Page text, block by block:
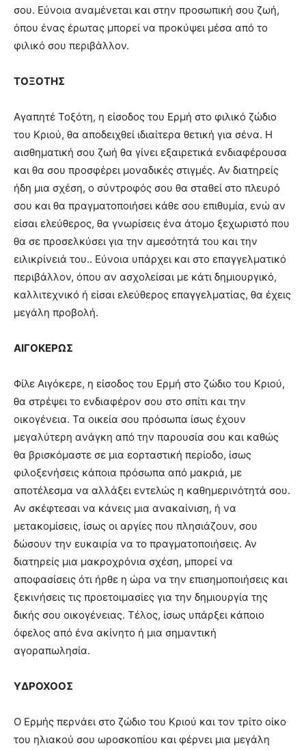
σου. Εύνοια αναμένεται και στην προσωπική σου ζωή,
όπου ένας έρωτας μπορεί να προκύψει μέσα από το
φιλικό σου περιβάλλον.
ΤΟΞΟΤΗΣ
Αγαπητέ Τοξότη, η είσοδος του Ερμή στο φιλικό ζώδιο
του Κριού, θα αποδειχθεί ιδιαίτερα θετική για σένα. Η
αισθηματική σου ζωή θα γίνει εξαιρετικά ενδιαφέρουσα
και θα σου προσφέρει μοναδικές στιγμές. Αν διατηρείς
ήδη μια σχέση, ο σύντροφός σου θα σταθεί στο πλευρό
σου και θα πραγματοποιήσει κάθε σου επιθυμία, ενώ αν
είσαι ελεύθερος, θα γνωρίσεις ένα άτομο ξεχωριστό που
θα σε προσελκύσει για την αμεσότητά του και την
ειλικρίνειά του.. Εύνοια υπάρχει και στο επαγγελματικό
περιβάλλον, όπου αν ασχολείσαι με κάτι δημιουργικό,
καλλιτεχνικό ή είσαι ελεύθερος επαγγελματίας, θα έχεις
μεγάλη προβολή.
ΑΙΓΟΚΕΡΩΣ
Φίλε Αιγόκερε, η είσοδος του Ερμή στο ζώδιο του Κριού,
θα στρέψει το ενδιαφέρον σου στο σπίτι και την
οικογένεια. Τα οικεία σου πρόσωπα ίσως έχουν
μεγαλύτερη ανάγκη από την παρουσία σου και καθώς
θα βρισκόμαστε σε μια εορταστική περίοδο, ίσως
φιλοξενήσεις κάποια πρόσωπα από μακριά, με
αποτέλεσμα να αλλάξει εντελώς η καθημερινότητά σου.
Αν σκέφτεσαι να κάνεις μια ανακαίνιση, ή να
μετακομίσεις, ίσως οι αργίες που πλησιάζουν, σου
δώσουν την ευκαιρία να το πραγματοποιήσεις. Αν
διατηρείς μια μακροχρόνια σχέση, μπορεί να
αποφασίσεις ότι ήρθε η ώρα να την επισημοποιήσεις και
ξεκινήσεις τις προετοιμασίες για την δημιουργία της
δικής σου οικογένειας. Τέλος, ίσως υπάρξει κάποιο
όφελος από ένα ακίνητο ή μια σημαντική
αγοραπωλησία.
ΥΔΡΟΧΟΟΣ
Ο Ερμής περνάει στο ζώδιο του Κριού και τον τρίτο οίκο
του ηλιακού σου ωροσκοπίου και φέρνει μια μεγάλη